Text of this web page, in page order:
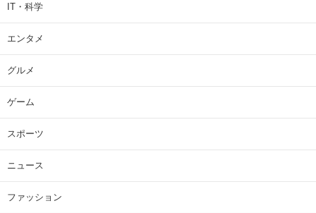
IT・科学
エンタメ
グルメ
ゲーム
スポーツ
ニュース
ファッション